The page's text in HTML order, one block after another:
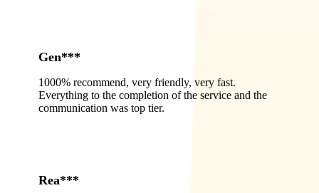
Gen***
1000% recommend, very friendly, very fast.
Everything to the completion of the service and the
communication was top tier.
Rea***